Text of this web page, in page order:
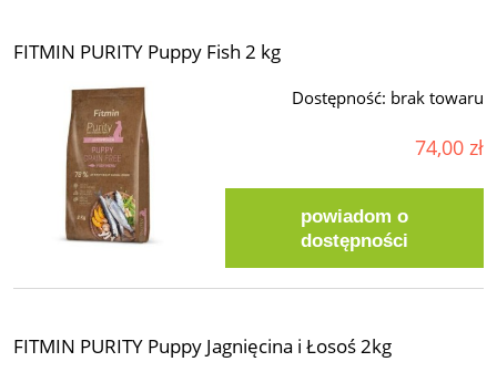
FITMIN PURITY Puppy Fish 2 kg
Dostępność: brak towaru
74,00 zł
powiadom o
dostępności
FITMIN PURITY Puppy Jagnięcina i Łosoś 2kg